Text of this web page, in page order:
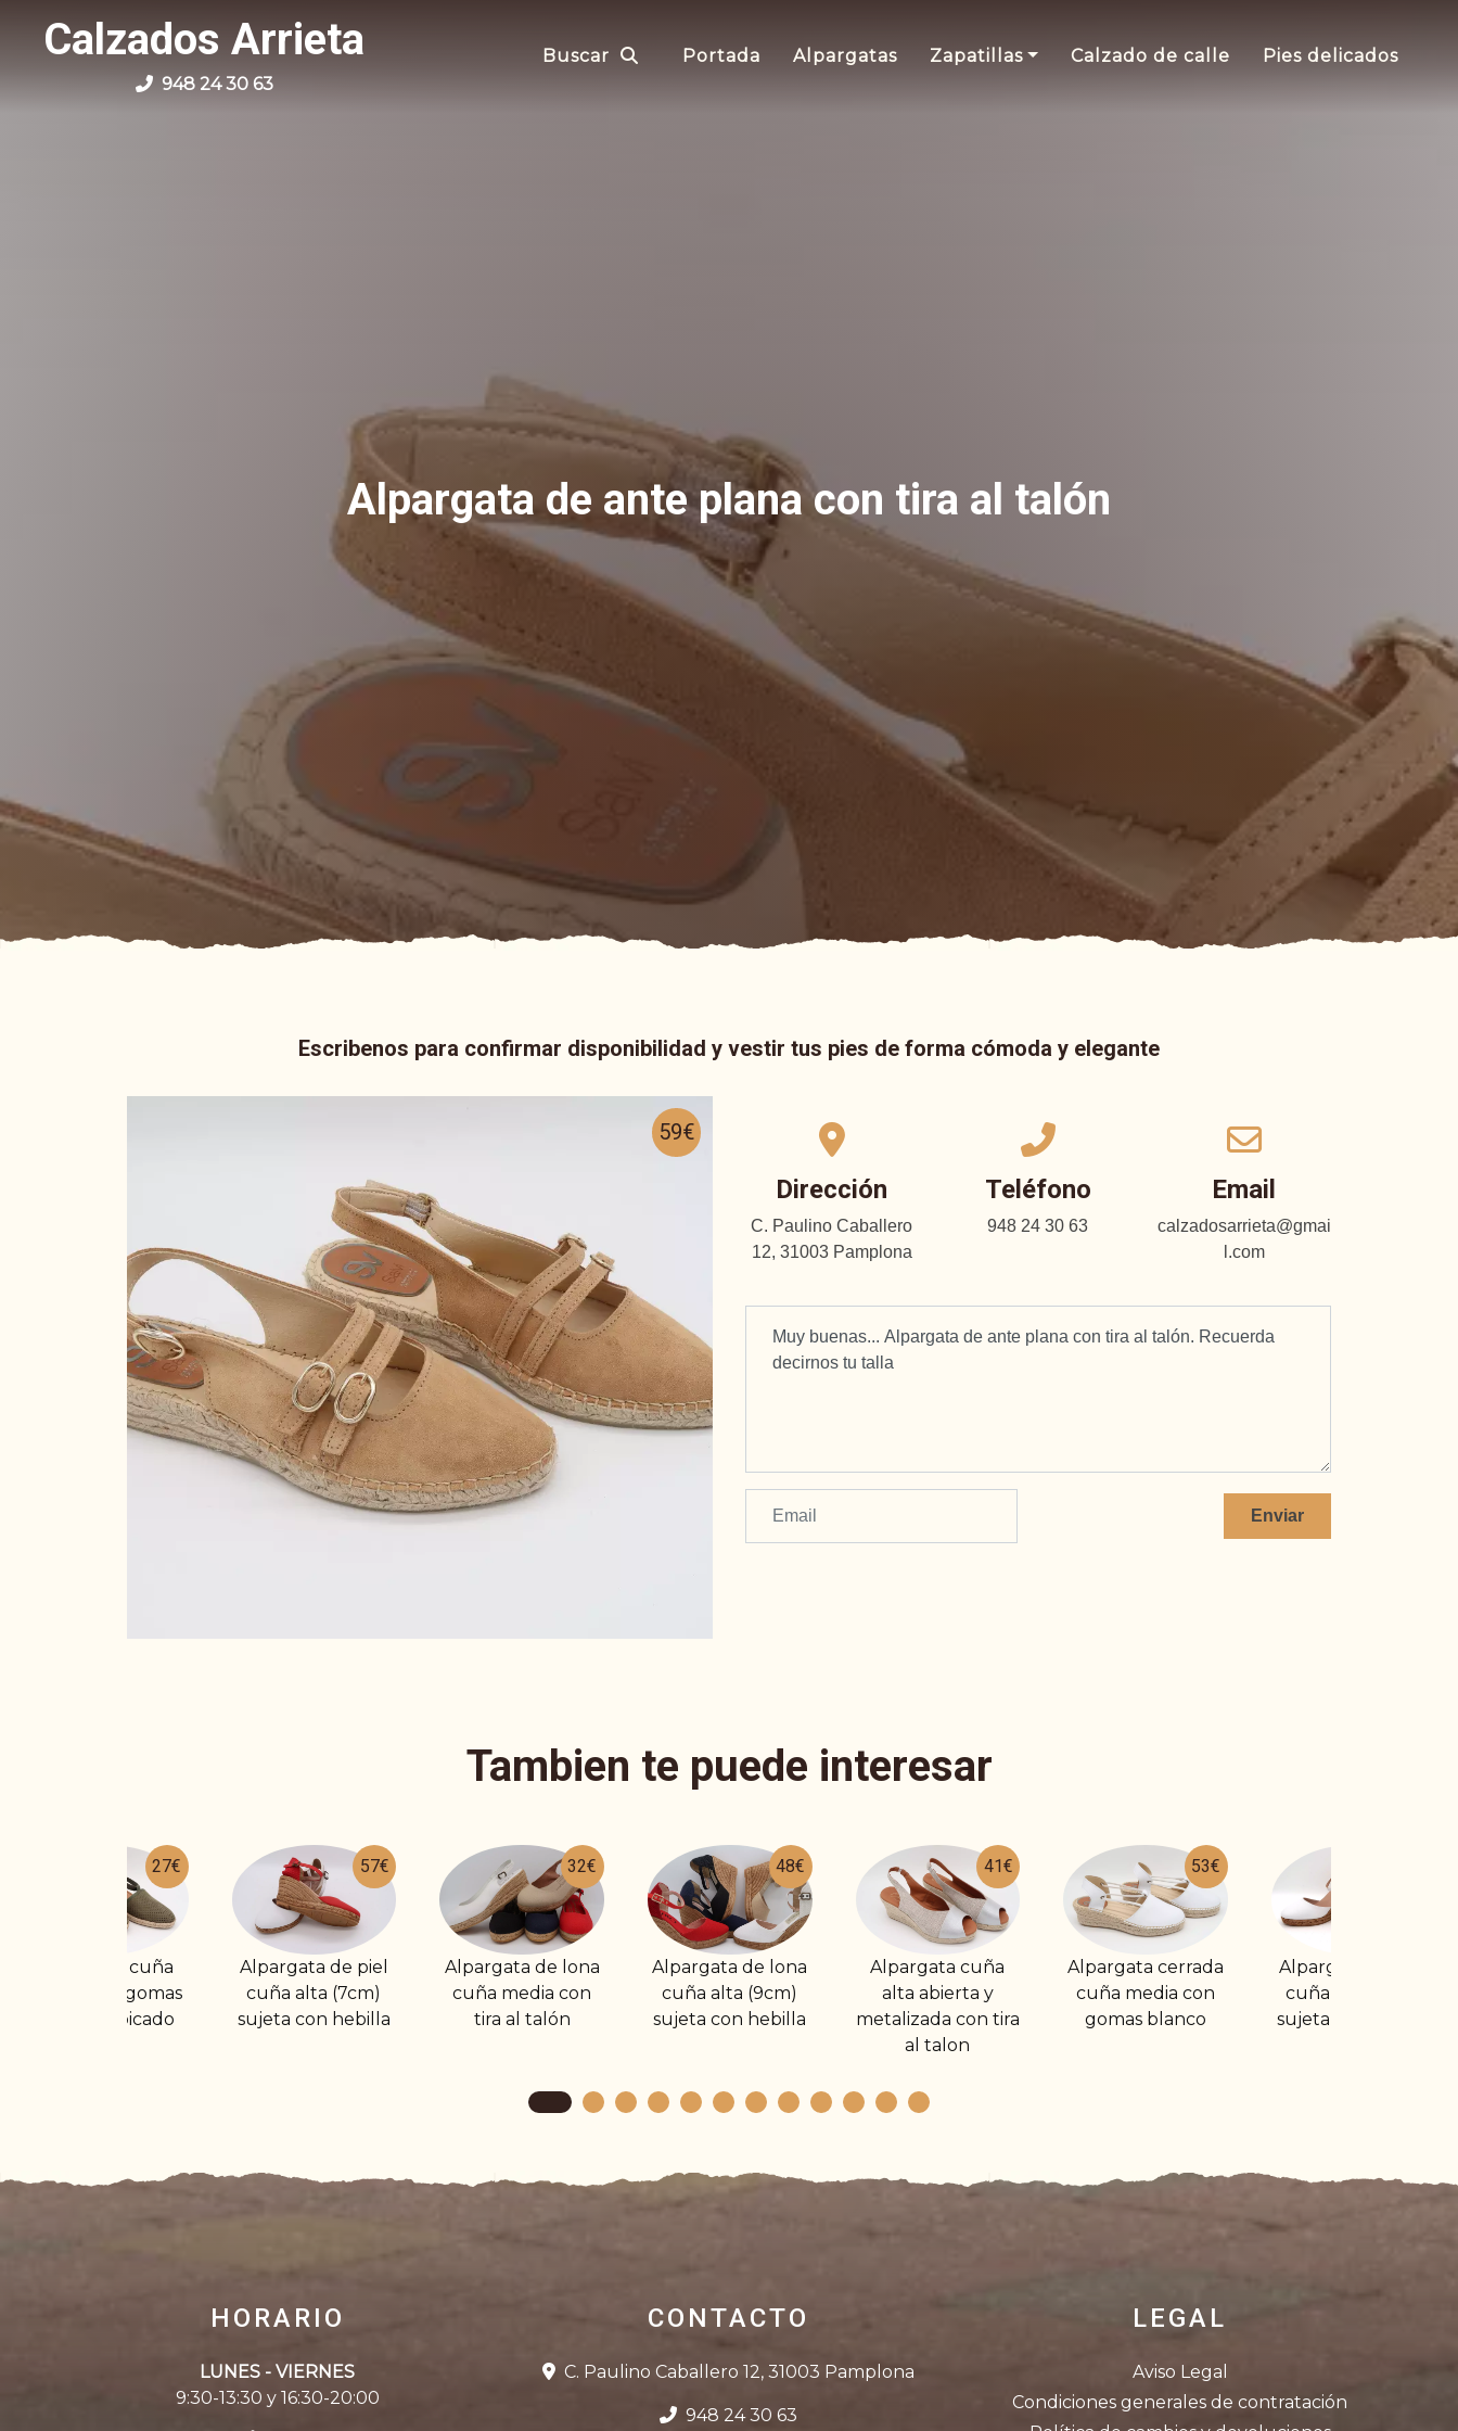
Calzados Arrieta
948 24 30 63
Buscar Portada Alpargatas Zapatillas Calzado de calle Pies delicados
Alpargata de ante plana con tira al talón
Escribenos para confirmar disponibilidad y vestir tus pies de forma cómoda y elegante
59€
Dirección
C. Paulino Caballero
12, 31003 Pamplona
Teléfono
948 24 30 63
Email
calzadosarrieta@gmai
l.com
Enviar
Tambien te puede interesar
57€
Alpargata de piel
cuña alta (7cm)
sujeta con hebilla
32€
Alpargata de lona
cuña media con
tira al talón
48€
Alpargata de lona
cuña alta (9cm)
sujeta con hebilla
41€
Alpargata cuña
alta abierta y
metalizada con tira
53€
Alpargata cerrada
cuña media con
gomas blanco
57€
Alpargata de piel
cuña alta (9cm)
sujeta con hebilla
Alpargata lona
roja cuña alta
(6cm) sujeta con
HORARIO
LUNES - VIERNES
9:30-13:30 y 16:30-20:00
CONTACTO
C. Paulino Caballero 12, 31003 Pamplona
948 24 30 63
LEGAL
Aviso Legal
Condiciones generales de contratación